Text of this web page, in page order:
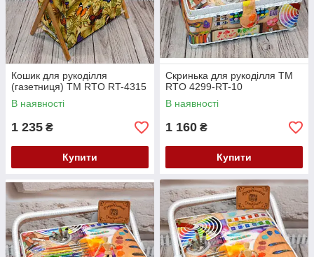
Кошик для рукоділля
(газетниця) ТМ RTO RT-4315
В наявності
1 235 ₴
Купити
Скринька для рукоділля ТМ
RTO 4299-RT-10
В наявності
1 160 ₴
Купити